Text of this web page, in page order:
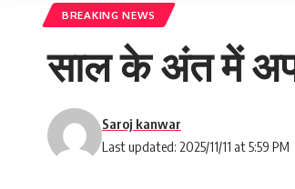
BREAKING NEWS
साल के अंत में
Last updated: 2025/11/11 at 5:59 PM
Saroj kanwar